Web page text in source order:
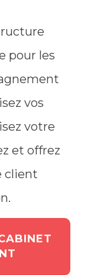
pour les
vos
votre
et offrez
client